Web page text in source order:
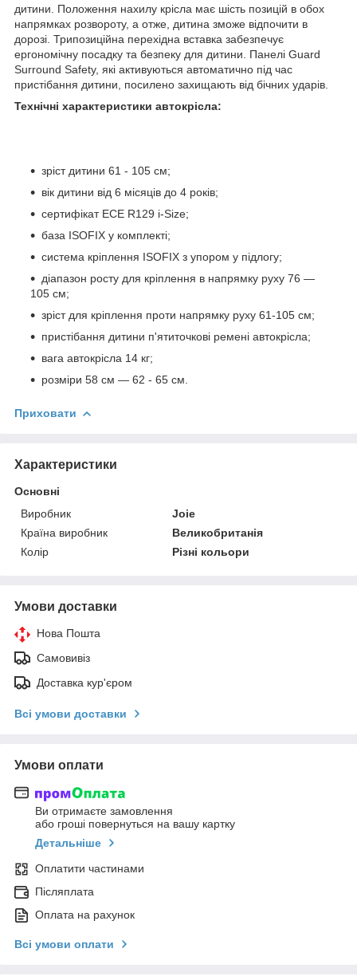
дитини. Положення нахилу крісла має шість позицій в обох
напрямках розвороту, а отже, дитина зможе відпочити в
дорозі. Трипозиційна перехідна вставка забезпечує
ергономічну посадку та безпеку для дитини. Панелі Guard
Surround Safety, які активуються автоматично під час
пристібання дитини, посилено захищають від бічних ударів.
Технічні характеристики автокрісла:
зріст дитини 61 - 105 см;
вік дитини від 6 місяців до 4 років;
сертифікат ECE R129 i-Size;
база ISOFIX у комплекті;
система кріплення ISOFIX з упором у підлогу;
діапазон росту для кріплення в напрямку руху 76 —
105 см;
зріст для кріплення проти напрямку руху 61-105 см;
пристібання дитини п'ятиточкові ремені автокрісла;
вага автокрісла 14 кг;
розміри 58 см — 62 - 65 см.
Приховати
Характеристики
Основні
Виробник
Joie
Країна виробник
Великобританія
Колір
Різні кольори
Умови доставки
Нова Пошта
Самовивіз
Доставка кур'єром
Всі умови доставки
Умови оплати
Ви отримаєте замовлення
або гроші повернуться на вашу картку
Детальніше
Оплатити частинами
Післяплата
Оплата на рахунок
Всі умови оплати